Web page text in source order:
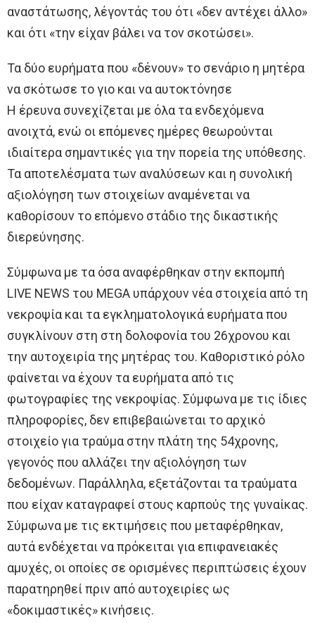
αναστάτωσης, λέγοντάς του ότι «δεν αντέχει άλλο»
και ότι «την είχαν βάλει να τον σκοτώσει».
Τα δύο ευρήματα που «δένουν» το σενάριο η μητέρα
να σκότωσε το γιο και να αυτοκτόνησε
Η έρευνα συνεχίζεται με όλα τα ενδεχόμενα
ανοιχτά, ενώ οι επόμενες ημέρες θεωρούνται
ιδιαίτερα σημαντικές για την πορεία της υπόθεσης.
Τα αποτελέσματα των αναλύσεων και η συνολική
αξιολόγηση των στοιχείων αναμένεται να
καθορίσουν το επόμενο στάδιο της δικαστικής
διερεύνησης.
Σύμφωνα με τα όσα αναφέρθηκαν στην εκπομπή
LIVE NEWS του MEGA υπάρχουν νέα στοιχεία από τη
νεκροψία και τα εγκληματολογικά ευρήματα που
συγκλίνουν στη στη δολοφονία του 26χρονου και
την αυτοχειρία της μητέρας του. Καθοριστικό ρόλο
φαίνεται να έχουν τα ευρήματα από τις
φωτογραφίες της νεκροψίας. Σύμφωνα με τις ίδιες
πληροφορίες, δεν επιβεβαιώνεται το αρχικό
στοιχείο για τραύμα στην πλάτη της 54χρονης,
γεγονός που αλλάζει την αξιολόγηση των
δεδομένων. Παράλληλα, εξετάζονται τα τραύματα
που είχαν καταγραφεί στους καρπούς της γυναίκας.
Σύμφωνα με τις εκτιμήσεις που μεταφέρθηκαν,
αυτά ενδέχεται να πρόκειται για επιφανειακές
αμυχές, οι οποίες σε ορισμένες περιπτώσεις έχουν
παρατηρηθεί πριν από αυτοχειρίες ως
«δοκιμαστικές» κινήσεις.